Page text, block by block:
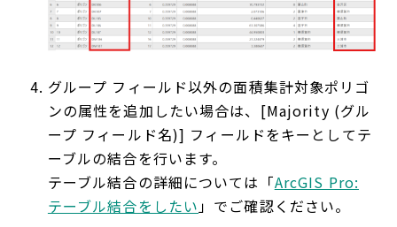
グループ フィールド以外の面積集計対象ポリゴ
ンの属性を追加したい場合は、[Majority (グル
ープ フィールド名)] フィールドをキーとしてテ
ーブルの結合を行います。
テーブル結合の詳細については「ArcGIS Pro:
テーブル結合をしたい 」でご確認ください。